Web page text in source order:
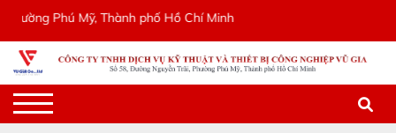
Phú Mỹ, Thành phố Hồ Chí Minh